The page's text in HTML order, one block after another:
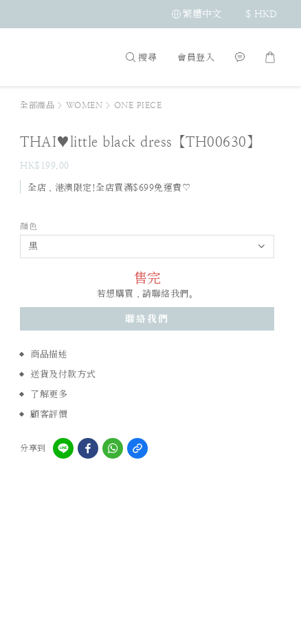
繁體中文 $ HKD
搜尋 會員登入
全部商品 > WOMEN > ONE PIECE
THAI♥little black dress【TH00630】
HK$199.00
全店，港澳限定!全店買滿$699免運費♡
顏色
售完
若想購買，請聯絡我們。
聯絡我們
商品描述
送貨及付款方式
了解更多
顧客評價
分享到